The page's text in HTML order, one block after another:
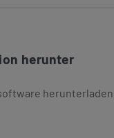
herunter